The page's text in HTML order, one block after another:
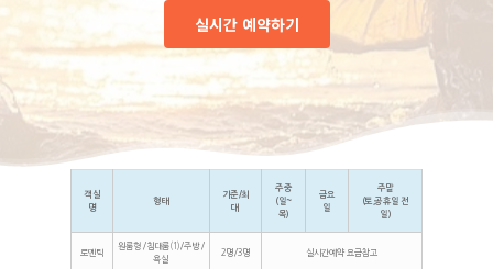
실시간 예약하기
객실
명
형태
기준/최
대
주중
(일~
목)
금요
일
주말
(토,공휴일 전
일)
로멘틱
원룸형/침대룸(1)/주방/
욕실
2명/3명 실시간예약 요금참고